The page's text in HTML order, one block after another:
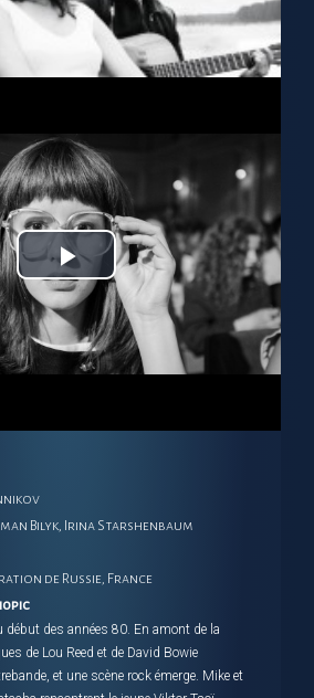
Play
Video
Bilyk, Irina Starshenbaum
de Russie, France
début des années 80. En amont de la
de Lou Reed et de David Bowie
et une scène rock émerge. Mike et